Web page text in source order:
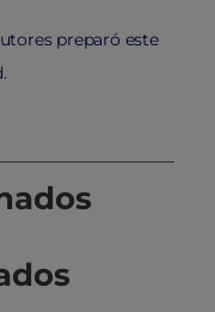
preparó este